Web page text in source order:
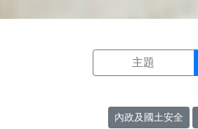
主題
內政及國土安全